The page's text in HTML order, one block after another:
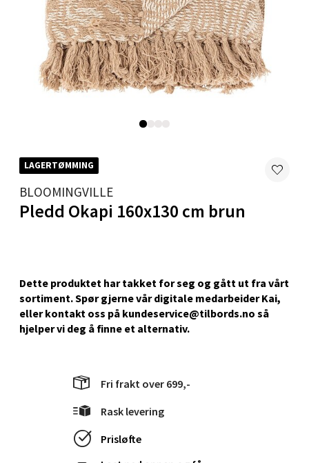
LAGERTØMMING
BLOOMINGVILLE
Pledd Okapi 160x130 cm brun
Dette produktet har takket for seg og gått ut fra vårt
sortiment. Spør gjerne vår digitale medarbeider Kai,
eller kontakt oss på kundeservice@tilbords.no så
hjelper vi deg å ﬁnne et alternativ.
Fri frakt over 699,-
Rask levering
Prisløfte
Skillevegen 5, 9411 Harstad
Åpent i dag 10-20
0 i butikk
Velg
Karmsund - Thon Senter Oasen
Austbøvegen 16, 5542 Karmsund
Åpent i dag 10-20
Stavanger og Sandnes - Kilden
Gartnerveien 16, 4016 Stavanger
Åpent i dag 10-20
0 i butikk